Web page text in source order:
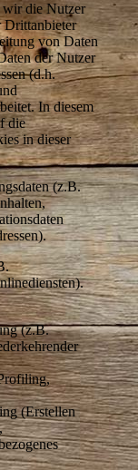
wir die Nutzer
Drittanbieter
von Daten
der Nutzer
(d.h.
In diesem
die
in dieser
(z.B.
(z.B.
(Erstellen